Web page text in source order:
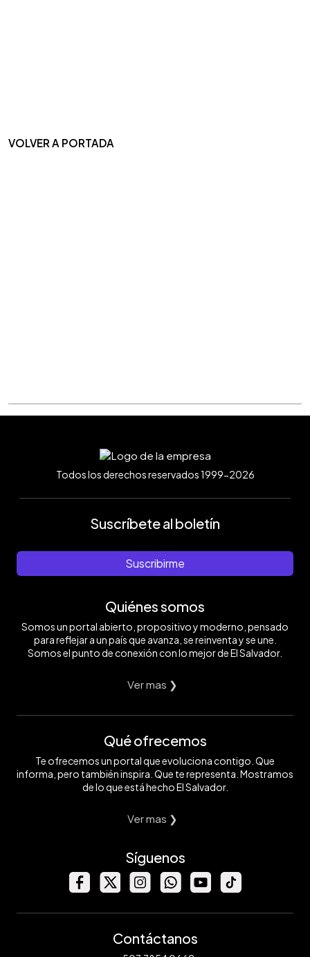
VOLVER A PORTADA
Todos los derechos reservados 1999-2026
Suscríbete al boletín
Suscribirme
Quiénes somos
Somos un portal abierto, propositivo y moderno, pensado
para reflejar a un país que avanza, se reinventa y se une.
Somos el punto de conexión con lo mejor de El Salvador.
Ver mas ❯
Qué ofrecemos
Te ofrecemos un portal que evoluciona contigo. Que
informa, pero también inspira. Que te representa. Mostramos
de lo que está hecho El Salvador.
Ver mas ❯
Síguenos
Contáctanos